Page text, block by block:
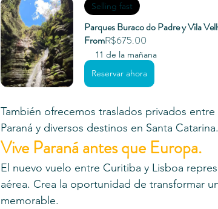
Selling fast
Parques Buraco do Padre y Vila
FromR$675.00
11 de la mañana
Reservar ahora
También ofrecemos traslados privados
Paraná y diversos destinos en Santa Catarina.
Vive Paraná antes que Europa.
El nuevo vuelo entre Curitiba y Lisboa
aérea. Crea la oportunidad de transformar
memorable.